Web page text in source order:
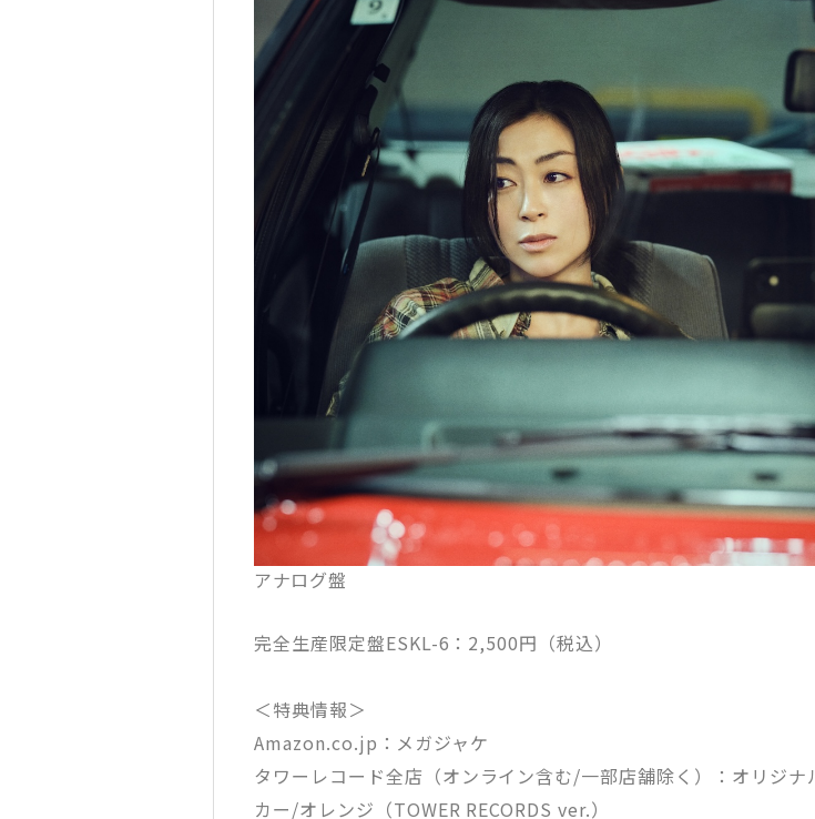
アナログ盤
完全生産限定盤ESKL-6：2,500円（税込）
＜特典情報＞
Amazon.co.jp：メガジャケ
タワーレコード全店（オンライン含む/一部店舗除く）：オリジナ
カー/オレンジ（TOWER RECORDS ver.）